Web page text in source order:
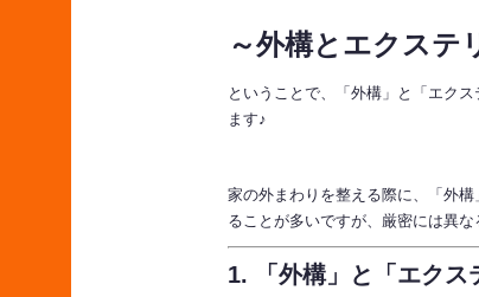
～外構とエクステ
ということで、「外構」と「エク
ます♪
家の外まわりを整える際に、「外
ることが多いですが、厳密には異な
1. 「外構」と「エクス